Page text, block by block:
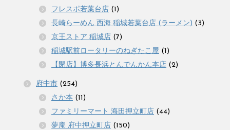
フレスポ若葉台店 (1)
長崎らーめん 西海 稲城若葉台店 (ラーメン) (3)
京王ストア 稲城店 (7)
稲城駅前ロータリーのねぎたこ屋 (1)
【閉店】博多長浜とんでんかん本店 (2)
府中市 (254)
さか本 (11)
ファミリーマート 海田押立町店 (44)
夢庵 府中押立町店 (150)